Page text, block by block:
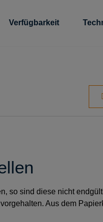
Verfügbarkeit
so sind diese nicht
Aus dem